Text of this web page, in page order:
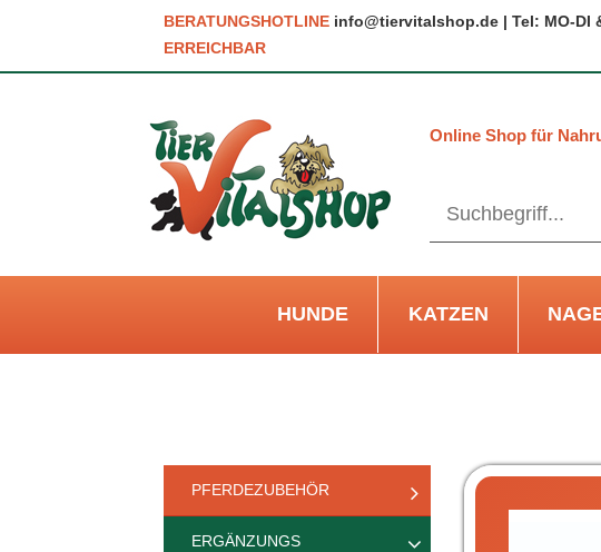
BERATUNGSHOTLINE info@tiervitalshop.de | Tel: MO-DI
ERREICHBAR
Online Shop für
HUNDE KATZEN
PFERDEZUBEHÖR
ERGÄNZUNGS